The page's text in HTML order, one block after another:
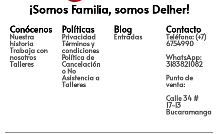
¡Somos Familia, somos Delher!
Conócenos
Nuestra
historia
Trabaja con
nosotros
Talleres
Políticas
Privacidad
Términos y
condiciones
Política de
Cancelación
o No
Asistencia a
Talleres
Blog
Entradas
Contacto
Teléfono: (+7)
6754990
WhatsApp:
3183821082
Punto de
venta:
Calle 34 #
17-13
Bucaramanga